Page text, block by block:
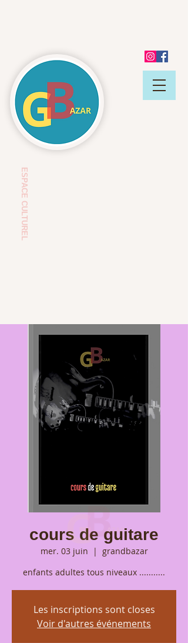
ESP
ACE CULTUREL
cours de guitare
mer. 03 juin
  |
grandbazar
enfants adultes tous niveaux ...........
Les inscriptions sont closes
Voir d'autres événements